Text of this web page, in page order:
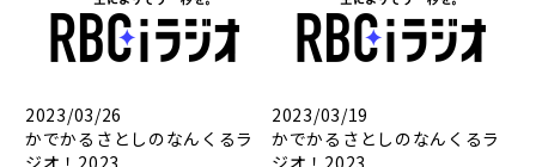
2023/03/26
かでかるさとしのなんくるラ
ジオ！2023...
2023/03/19
かでかるさとしのなんくるラ
ジオ！2023...